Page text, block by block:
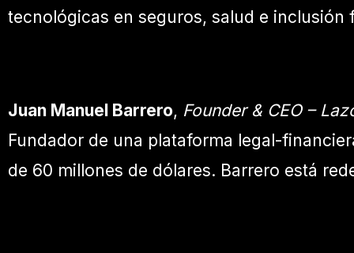
tecnológicas en seguros, salud e
Juan Manuel Barrero, Founder & CEO –
Fundador de una plataforma legal-
de 60 millones de dólares. Barrero está